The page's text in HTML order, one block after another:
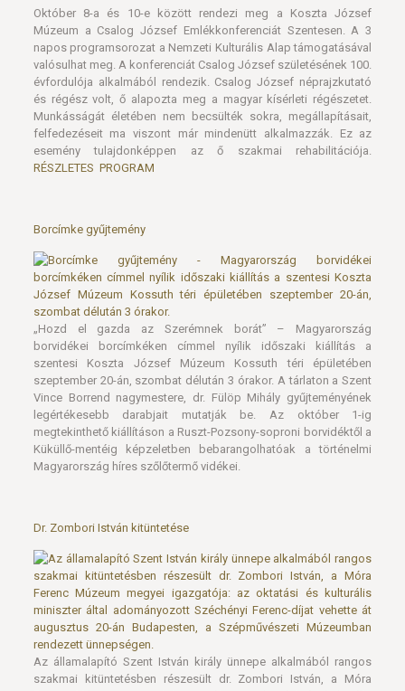
Október 8-a és 10-e között rendezi meg a Koszta József
Múzeum a Csalog József Emlékkonferenciát Szentesen. A 3
napos programsorozat a Nemzeti Kulturális Alap támogatásával
valósulhat meg. A konferenciát Csalog József születésének 100.
évfordulója alkalmából rendezik. Csalog József néprajzkutató
és régész volt, ő alapozta meg a magyar kísérleti régészetet.
Munkásságát életében nem becsülték sokra, megállapításait,
felfedezéseit ma viszont már mindenütt alkalmazzák. Ez az
esemény tulajdonképpen az ő szakmai rehabilitációja.
RÉSZLETES PROGRAM
Borcímke gyűjtemény
„Hozd el gazda az Szerémnek borát” – Magyarország
borvidékei borcímkéken címmel nyílik időszaki kiállítás a
szentesi Koszta József Múzeum Kossuth téri épületében
szeptember 20-án, szombat délután 3 órakor. A tárlaton a Szent
Vince Borrend nagymestere, dr. Fülöp Mihály gyűjteményének
legértékesebb darabjait mutatják be. Az október 1-ig
megtekinthető kiállításon a Ruszt-Pozsony-soproni borvidéktől a
Küküllő-mentéig képzeletben bebarangolhatóak a történelmi
Magyarország híres szőlőtermő vidékei.
Dr. Zombori István kitüntetése
Az államalapító Szent István király ünnepe alkalmából rangos
szakmai kitüntetésben részesült dr. Zombori István, a Móra